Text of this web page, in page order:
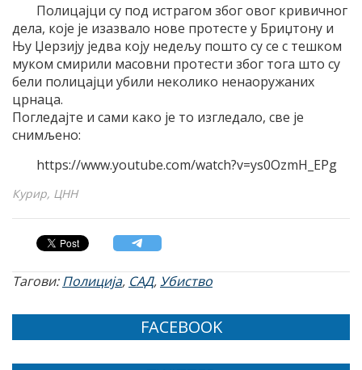
Полицајци су под истрагом због овог кривичног
дела, које је изазвало нове протесте у Бриџтону и
Њу Џерзију једва коју недељу пошто су се с тешком
муком смирили масовни протести због тога што су
бели полицајци убили неколико ненаоружаних
црнаца.
Погледајте и сами како је то изгледало, све је
снимљено:
https://www.youtube.com/watch?v=ys0OzmH_EPg
Курир, ЦНН
Тагови:Полиција, САД,Убиство
FACEBOOK